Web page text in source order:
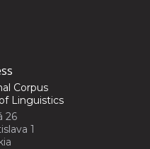
Corpus
Linguistics
26
1